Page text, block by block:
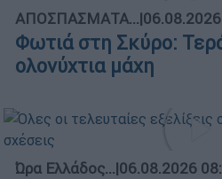
ΑΠΟΣΠΑΣΜΑΤΑ...|
Φωτιά στη Σκύρο:
ολονύχτια μάχη
Ώρα Ελλάδος...|06.08.2026